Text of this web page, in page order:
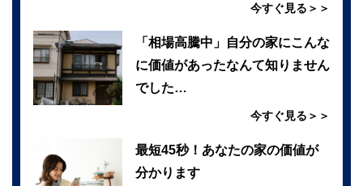
今すぐ見る＞＞
「相場高騰中」自分の家にこんな
に価値があったなんて知りません
でした…
今すぐ見る＞＞
最短45秒！あなたの家の価値が
分かります